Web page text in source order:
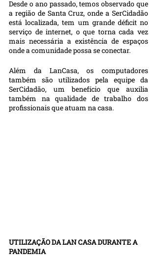
Desde o ano passado, temos observado que
a região de Santa Cruz, onde a SerCidadão
está localizada, tem um grande déficit no
serviço de internet, o que torna cada vez
mais necessária a existência de espaços
onde a comunidade possa se conectar.
Além da LanCasa, os computadores
também são utilizados pela equipe da
SerCidadão, um benefício que auxilia
também na qualidade de trabalho dos
profissionais que atuam na casa.
UTILIZAÇÃO DA LAN CASA DURANTE A
PANDEMIA